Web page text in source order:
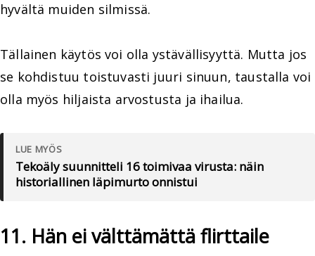
hyvältä muiden silmissä.
Tällainen käytös voi olla ystävällisyyttä. Mutta jos
se kohdistuu toistuvasti juuri sinuun, taustalla voi
olla myös hiljaista arvostusta ja ihailua.
LUE MYÖS
Tekoäly suunnitteli 16 toimivaa virusta: näin
historiallinen läpimurto onnistui
11. Hän ei välttämättä flirttaile